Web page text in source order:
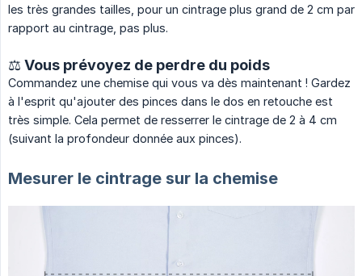
les très grandes tailles, pour un cintrage plus grand de 2 cm par
rapport au cintrage, pas plus.
⚖️ Vous prévoyez de perdre du poids
Commandez une chemise qui vous va dès maintenant ! Gardez
à l'esprit qu'ajouter des pinces dans le dos en retouche est
très simple. Cela permet de resserrer le cintrage de 2 à 4 cm
(suivant la profondeur donnée aux pinces).
Mesurer le cintrage sur la chemise